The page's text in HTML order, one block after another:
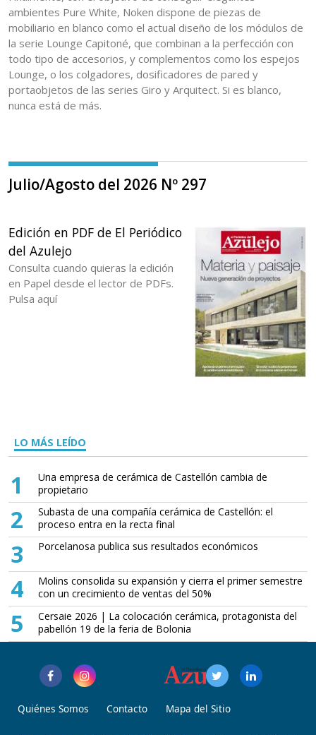
ambientes Pure White, Noken dispone de piezas de
mobiliario en blanco como el actual diseño de los módulos de
la serie Lounge Capitoné, que combinan a la perfección con
todo tipo de accesorios, y complementos como los espejos
Lounge, o los colgadores, dosificadores de pared y
portaobjetos de las series Giro y Arquitect. Si es blanco,
nunca está de más.
Julio/Agosto del 2026 Nº 297
Edición en PDF de El Periódico
del Azulejo
Consulta cuando quieras la edición
en Papel desde el lector de PDFs.
Pulsa aquí
LO MÁS LEÍDO
1
Una empresa de cerámica de Castellón cambia de
propietario
2
Subasta de una compañía cerámica de Castellón: el
proceso entra en la recta final
3 Porcelanosa publica sus resultados económicos
4
Molins consolida su expansión y cierra el primer semestre
con un crecimiento de ventas del 50%
5
Cersaie 2026 | La colocación cerámica, protagonista del
pabellón 19 de la feria de Bolonia
Quiénes Somos Contacto Mapa del Sitio